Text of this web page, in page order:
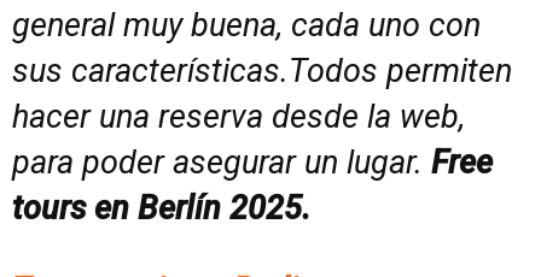
general muy buena, cada uno con
sus características.Todos permiten
hacer una reserva desde la web,
para poder asegurar un lugar. Free
tours en Berlín 2025.